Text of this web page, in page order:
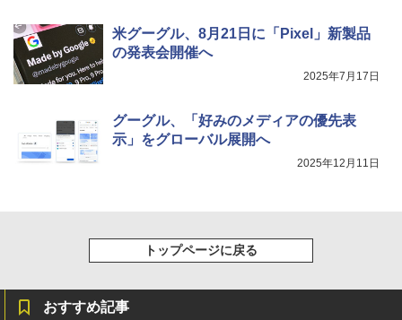
米グーグル、8月21日に「Pixel」新製品
の発表会開催へ
2025年7月17日
グーグル、「好みのメディアの優先表
示」をグローバル展開へ
2025年12月11日
トップページに戻る
おすすめ記事